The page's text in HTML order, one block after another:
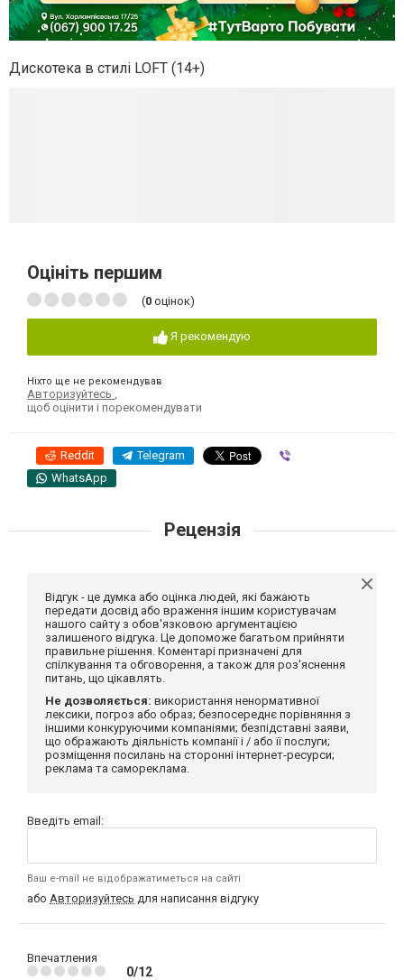
Дискотека в стилі LOFT (14+)
Оцініть першим
(0 оцінок)
Я рекомендую
Ніхто ще не рекомендував
Авторизуйтесь
щоб оцінити і порекомендувати
Reddit Telegram
WhatsApp
Рецензія
Відгук - це думка або оцінка людей, які бажають
передати досвід або враження іншим користувачам
нашого сайту з обов'язковою аргументацією
залишеного відгука. Це допоможе багатьом прийняти
правильне рішення. Коментарі призначені для
спілкування та обговорення, а також для роз'яснення
питань, що цікавлять.
Не дозволяється: використання ненормативної
лексики, погроз або образ; безпосереднє порівняння з
іншими конкуруючими компаніями; безпідставні заяви,
що ображають діяльність компанії і / або її послуги;
розміщення посилань на сторонні інтернет-ресурси;
реклама та самореклама.
Введіть email:
Ваш e-mail не відображатиметься на сайті
або Авторизуйтесь для написання відгуку
Впечатления
0/12